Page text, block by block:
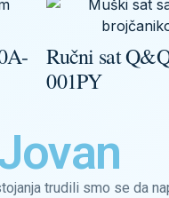
Ručni sat
001PY
trudili smo se da